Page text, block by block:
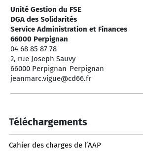
Unité Gestion du FSE
DGA des Solidarités
Service Administration et Finances
66000 Perpignan
04 68 85 87 78
2, rue Joseph Sauvy
66000 Perpignan Perpignan
jeanmarc.vigue@cd66.fr
Téléchargements
Cahier des charges de l’AAP